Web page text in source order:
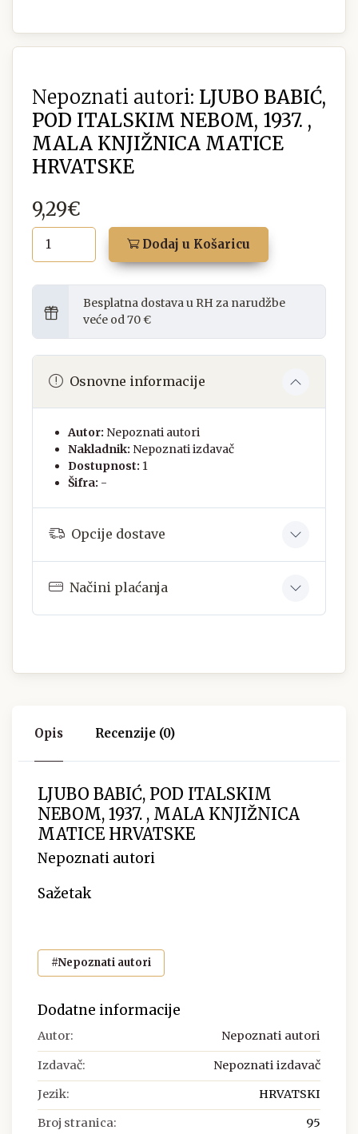
Nepoznati autori: LJUBO BABIĆ,
POD ITALSKIM NEBOM, 1937. ,
MALA KNJIŽNICA MATICE
HRVATSKE
9,29€
Dodaj u Košaricu
Besplatna dostava u RH za narudžbe
veće od 70 €
Osnovne informacije
Autor: Nepoznati autori
Nakladnik: Nepoznati izdavač
Dostupnost: 1
Šifra: -
Opcije dostave
Načini plaćanja
Opis Recenzije (0)
LJUBO BABIĆ, POD ITALSKIM
NEBOM, 1937. , MALA KNJIŽNICA
MATICE HRVATSKE
Nepoznati autori
Sažetak
#Nepoznati autori
Dodatne informacije
Autor: Nepoznati autori
Izdavač: Nepoznati izdavač
Jezik: HRVATSKI
Broj stranica: 95